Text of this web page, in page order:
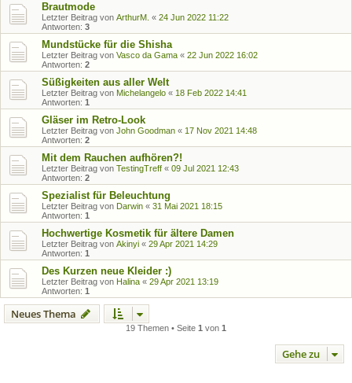
Brautmode
Letzter Beitrag von ArthurM. « 24 Jun 2022 11:22
Antworten: 3
Mundstücke für die Shisha
Letzter Beitrag von Vasco da Gama « 22 Jun 2022 16:02
Antworten: 2
Süßigkeiten aus aller Welt
Letzter Beitrag von Michelangelo « 18 Feb 2022 14:41
Antworten: 1
Gläser im Retro-Look
Letzter Beitrag von John Goodman « 17 Nov 2021 14:48
Antworten: 2
Mit dem Rauchen aufhören?!
Letzter Beitrag von TestingTreff « 09 Jul 2021 12:43
Antworten: 2
Spezialist für Beleuchtung
Letzter Beitrag von Darwin « 31 Mai 2021 18:15
Antworten: 1
Hochwertige Kosmetik für ältere Damen
Letzter Beitrag von Akinyi « 29 Apr 2021 14:29
Antworten: 1
Des Kurzen neue Kleider :)
Letzter Beitrag von Halina « 29 Apr 2021 13:19
Antworten: 1
Neues Thema
19 Themen • Seite 1 von 1
Gehe zu